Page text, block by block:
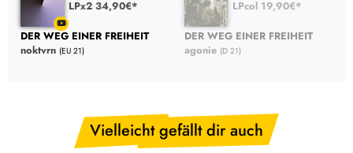
LPx2 34,90€*
DER WEG EINER FREIHEIT
noktvrn (EU 21)
LPcol 19,90€*
DER WEG EINER FREIHEIT
agonie (D 21)
Vielleicht gefällt dir auch